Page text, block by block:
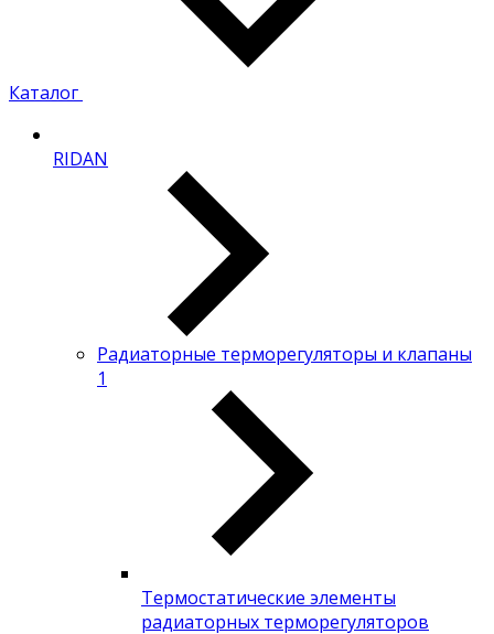
Каталог
RIDAN
Радиаторные терморегуляторы и клапаны
1
Термостатические элементы
радиаторных терморегуляторов